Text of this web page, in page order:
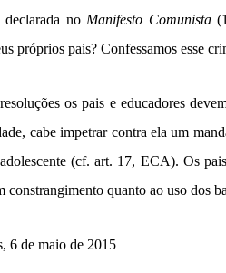
declarada no Manifesto Comunista
próprios pais? Confessamos esse
os pais e educadores
cabe impetrar contra ela um
(cf. art. 17, ECA). Os
constrangimento quanto ao uso dos
6 de maio de 2015